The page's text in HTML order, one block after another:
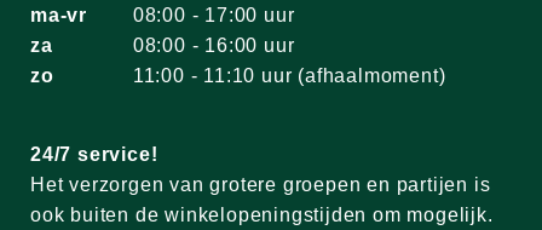
ma-vr
08:00 - 17:00 uur
za
08:00 - 16:00 uur
zo
11:00 - 11:10 uur (afhaalmoment)
24/7 service!
Het verzorgen van grotere groepen en partijen is
ook buiten de winkelopeningstijden om mogelijk.